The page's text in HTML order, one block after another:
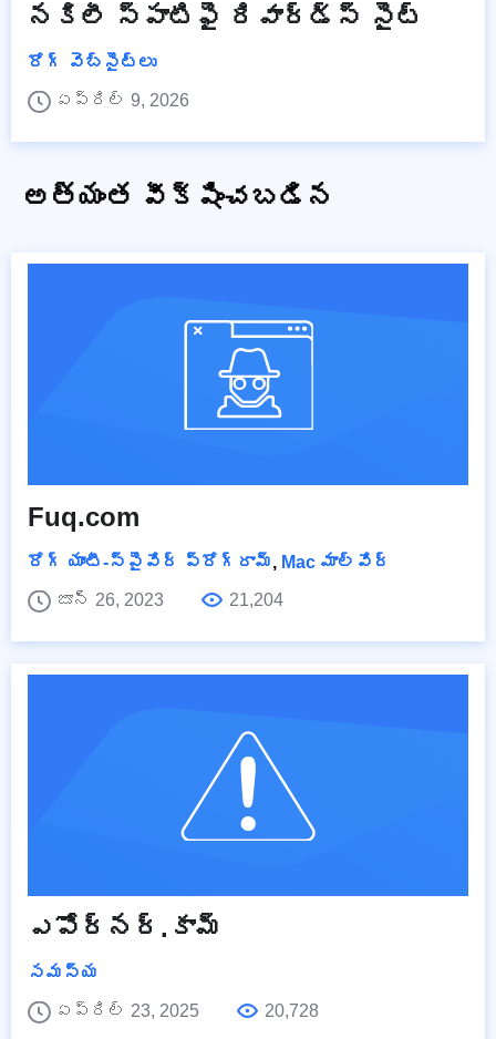
నకిలీ స్పాటిఫై రివార్డ్స్ సైట్
రోగ్ వెబ్‌సైట్‌లు
ఏప్రిల్ 9, 2026
అత్యంత వీక్షించబడిన
Fuq.com
రోగ్ యాంటీ-స్పైవేర్ ప్రోగ్రామ్, Mac మాల్వేర్
జూన్ 26, 2023
21,204
ఎపోర్నర్.కామ్
సమస్య
ఏప్రిల్ 23, 2025
20,728